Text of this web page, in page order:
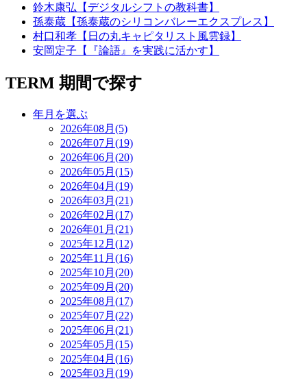
鈴木康弘【デジタルシフトの教科書】
孫泰蔵【孫泰蔵のシリコンバレーエクスプレス】
村口和孝【日の丸キャピタリスト風雲録】
安岡定子【『論語』を実践に活かす】
TERM 期間で探す
年月を選ぶ
2026年08月(5)
2026年07月(19)
2026年06月(20)
2026年05月(15)
2026年04月(19)
2026年03月(21)
2026年02月(17)
2026年01月(21)
2025年12月(12)
2025年11月(16)
2025年10月(20)
2025年09月(20)
2025年08月(17)
2025年07月(22)
2025年06月(21)
2025年05月(15)
2025年04月(16)
2025年03月(19)